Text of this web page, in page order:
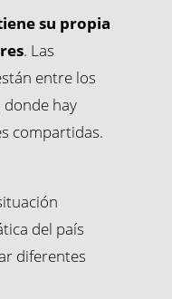
su propia
. Las
entre los
donde hay
compartidas.
del país
diferentes